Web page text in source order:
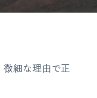
細な理由で正